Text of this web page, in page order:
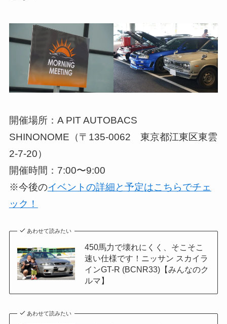
開催場所：A PIT AUTOBACS
SHINONOME（〒135-0062 東京都江東区東雲
2-7-20）
開催時間：7:00〜9:00
※今後のイベントの詳細と予定はこちらでチェ
ック！
あわせて読みたい
450馬力で壊れにくく、そこそこ
速い仕様です！ニッサン スカイラ
インGT-R (BCNR33)【みんなのク
ルマ】
あわせて読みたい